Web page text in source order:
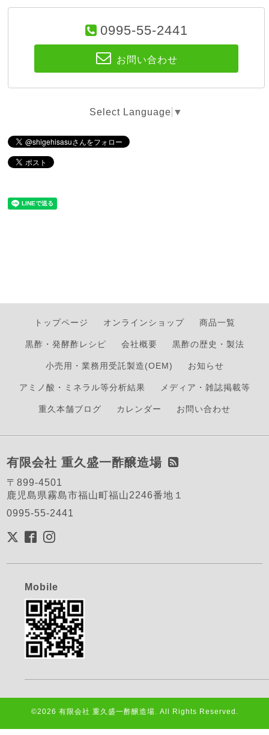
0995-55-2441
お問い合わせ
Select Language ▼
トップページ オンラインショップ 商品一覧
黒酢・発酵酢レシピ 会社概要 黒酢の歴史・製法
小売用・業務用受託製造(OEM) お知らせ
アミノ酸・ミネラル等分析結果 メディア・雑誌掲載等
重久本舗ブログ カレンダー お問い合わせ
有限会社 重久盛一酢醸造場
〒899-4501
鹿児島県霧島市福山町福山2246番地１
0995-55-2441
Mobile
©2026 有限会社 重久盛一酢醸造場. All Rights Reserved.